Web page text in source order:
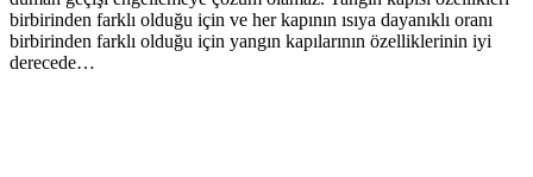
birbirinden farklı olduğu için ve her kapının ısıya dayanıklı oranı
birbirinden farklı olduğu için yangın kapılarının özelliklerinin iyi
derecede…